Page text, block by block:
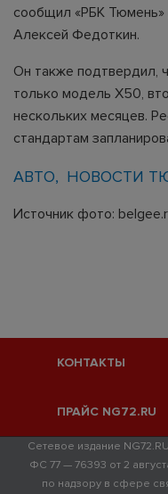
сообщил «РБК Тюмень»
Алексей Федоткин.
Он также подтвердил,
только модель Х50,
нескольких месяцев.
стандартам
АВТО НОВОСТИ
Источник фото:
КОНТАКТЫ
ПРАЙС NG72.RU
Сетевое издание
ФС 77 — 76393 от 2
по надзору в сфере